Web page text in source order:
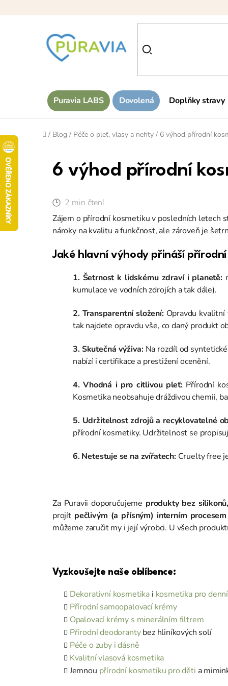
Puravia LABS Dovolená Doplňky stravy
Domů
/ Blog / Péče o pleť, vlasy a nehty / 6 výhod přírodní
6 výhod přírodní
2 min čtení
Zájem o přírodní kosmetiku v posledních letech
nároky na kvalitu a funkčnost, ale zároveň je
Jaké hlavní výhody přináší
1. Šetrnost k lidskému zdraví i planetě:
kumulace ve vodních zdrojích a tak dále).
2. Transparentní složení:Opravdu kvalitní
tak najdete opravdu vše, co daný produkt
3. Skutečná výživa:Na rozdíl od
nabízí i certifikace a prestižení ocenění.
4. Vhodná i pro citlivou pleť:Přírodní
Kosmetika neobsahuje dráždivou chemii,
5. Udržitelnost zdrojů a recyklovatelné
přírodní kosmetiky. Udržitelnost se
6. Netestuje se na zvířatech:Cruelty free
Za Puravii doporučujeme produkty bez
projít pečlivým (a přísným) interním
můžeme zaručit my i její výrobci. U všech
Vyzkoušejte naše oblíbence:
Dekorativní kosmetika i kosmetika pro
Přírodní samoopalovací krémy
Opalovací krémy s minerálním filtrem
Přírodní deodorantybez hliníkových solí
Péče o zuby i dásně
Kvalitní vlasová kosmetika
Jemnou přírodní kosmetiku pro děti a